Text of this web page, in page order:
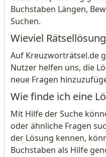
Buchstaben Längen,
Suchen.
Wieviel
Auf Kreuzworträtsel.de
Nutzer helfen uns, die
neue Fragen
Wie finde ich eine
Mit Hilfe der Suche
oder ähnliche Fragen
der Lösung kennen,
Buchstaben als Hilfe